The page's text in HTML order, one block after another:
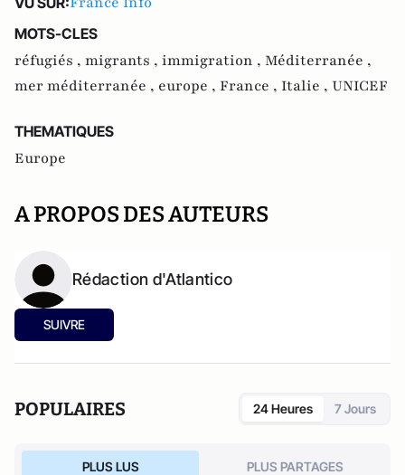
MOTS-CLES
réfugiés , migrants , immigration , Méditerranée ,
mer méditerranée , europe , France , Italie , UNICEF
THEMATIQUES
Europe
A PROPOS DES AUTEURS
Rédaction d'Atlantico
SUIVRE
POPULAIRES 24 Heures 7 Jours
PLUS LUS PLUS PARTAGES